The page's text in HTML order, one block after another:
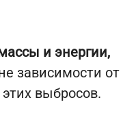
и энергии,
зависимости от
выбросов.